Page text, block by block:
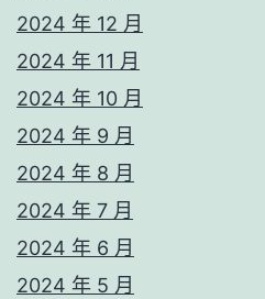
2024 年 12 月
2024 年 11 月
2024 年 10 月
2024 年 9 月
2024 年 8 月
2024 年 7 月
2024 年 6 月
2024 年 5 月